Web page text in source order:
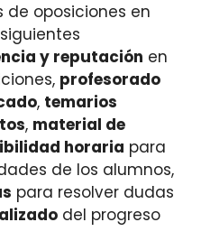
de oposiciones en
y reputación en
profesorado
, temarios
, material de
horaria para
de los alumnos,
para resolver dudas
del progreso